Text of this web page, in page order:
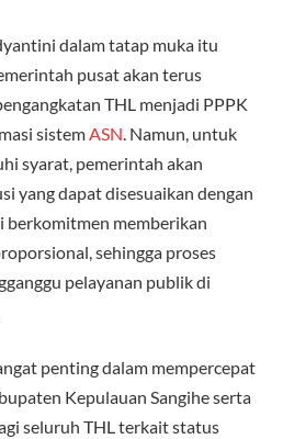
dalam tatap muka itu
pusat akan terus
THL menjadi PPPK
sistem ASN . Namun, untuk
syarat, pemerintah akan
yang dapat disesuaikan dengan
berkomitmen memberikan
sehingga proses
pelayanan publik di
penting dalam mempercepat
Kepulauan Sangihe serta
seluruh THL terkait status